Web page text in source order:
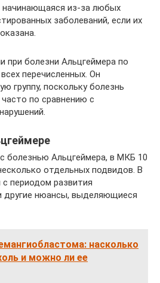
начинающаяся из-за любых
заболеваний, если их
при болезни Альцгеймера по
перечисленных. Он
группу, поскольку болезнь
по сравнению с
болезнью Альцгеймера, в МКБ 10
отдельных подвидов. В
периодом развития
другие нюансы, выделяющиеся
насколько
и можно ли ее